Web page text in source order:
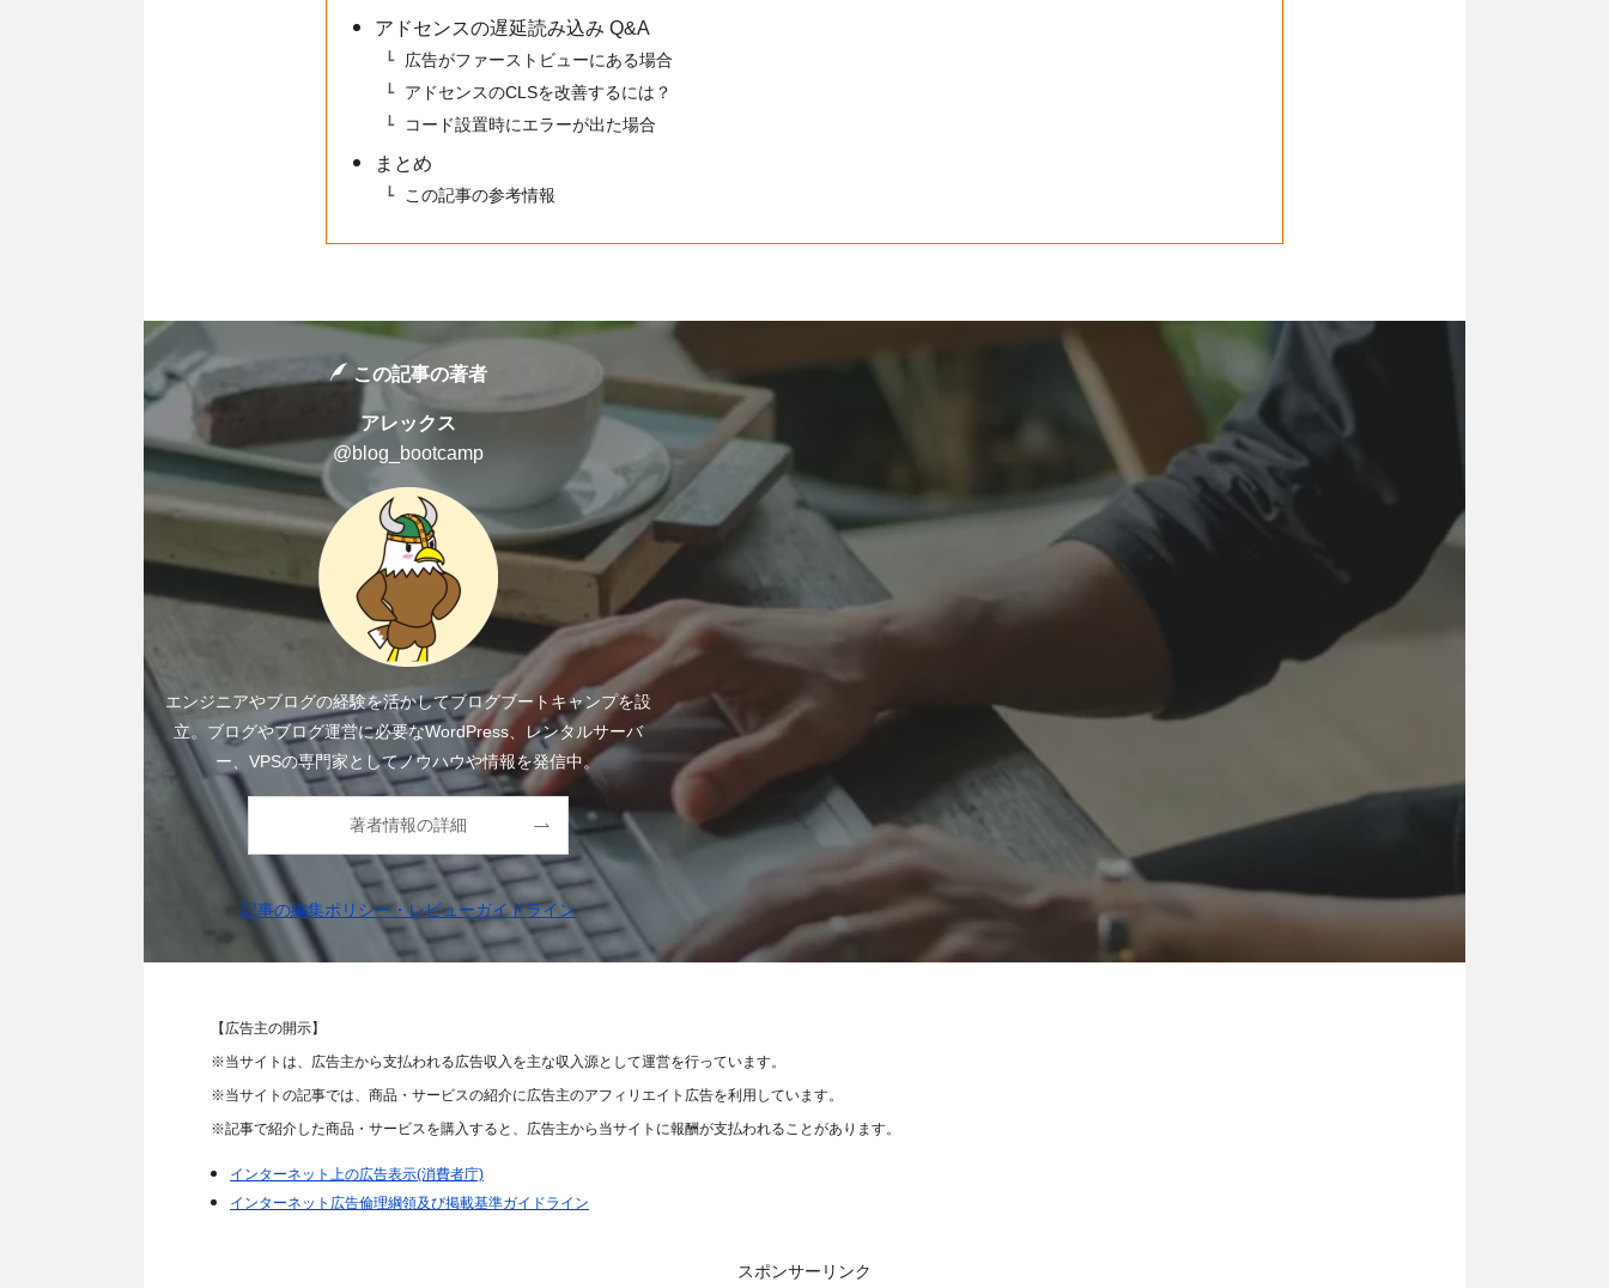
アドセンスの遅延読み込み Q&A
広告がファーストビューにある場合
アドセンスのCLSを改善するには？
コード設置時にエラーが出た場合
まとめ
この記事の参考情報
この記事の著者
アレックス
@blog_bootcamp
エンジニアやブログの経験を活かしてブログブートキャンプを設
立。ブログやブログ運営に必要なWordPress、レンタルサーバ
ー、VPSの専門家としてノウハウや情報を発信中。
著者情報の詳細
記事の編集ポリシー・レビューガイドライン
【広告主の開示】
※当サイトは、広告主から支払われる広告収入を主な収入源として運営を行っています。
※当サイトの記事では、商品・サービスの紹介に広告主のアフィリエイト広告を利用しています。
※記事で紹介した商品・サービスを購入すると、広告主から当サイトに報酬が支払われることがあります。
インターネット上の広告表示(消費者庁)
インターネット広告倫理綱領及び掲載基準ガイドライン
スポンサーリンク